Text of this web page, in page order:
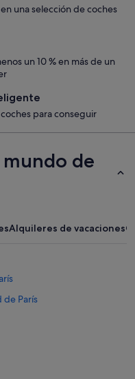
una selección de coches
un 10 % en más de un
para conseguir
mundo de
Alquileres de vacaciones
de París